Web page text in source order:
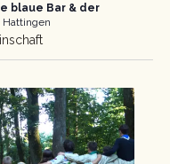
blaue Bar & der
Hattingen